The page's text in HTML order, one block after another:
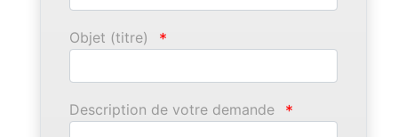
Objet (titre) *
Description de votre demande *